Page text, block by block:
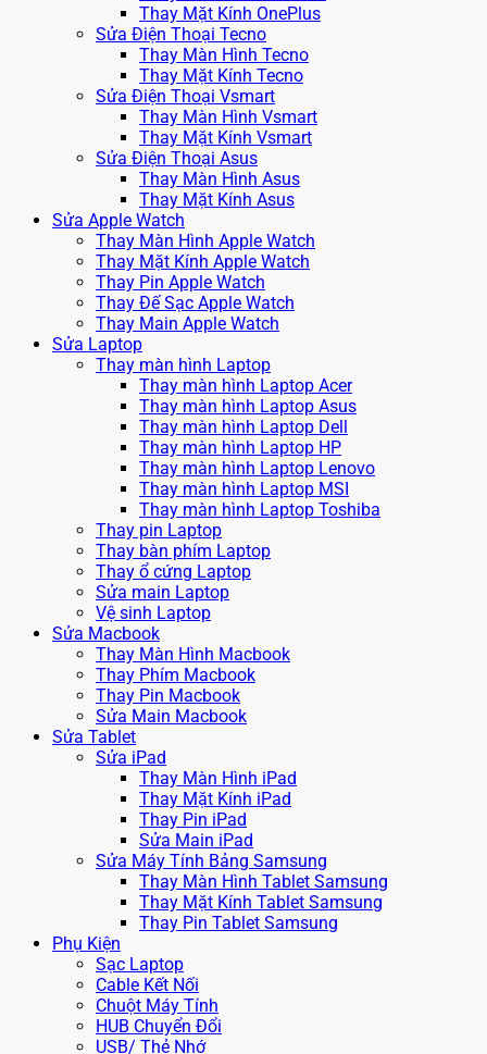
Thay Mặt Kính OnePlus
Sửa Điện Thoại Tecno
Thay Màn Hình Tecno
Thay Mặt Kính Tecno
Sửa Điện Thoại Vsmart
Thay Màn Hình Vsmart
Thay Mặt Kính Vsmart
Sửa Điện Thoại Asus
Thay Màn Hình Asus
Thay Mặt Kính Asus
Sửa Apple Watch
Thay Màn Hình Apple Watch
Thay Mặt Kính Apple Watch
Thay Pin Apple Watch
Thay Đế Sạc Apple Watch
Thay Main Apple Watch
Sửa Laptop
Thay màn hình Laptop
Thay màn hình Laptop Acer
Thay màn hình Laptop Asus
Thay màn hình Laptop Dell
Thay màn hình Laptop HP
Thay màn hình Laptop Lenovo
Thay màn hình Laptop MSI
Thay màn hình Laptop Toshiba
Thay pin Laptop
Thay bàn phím Laptop
Thay ổ cứng Laptop
Sửa main Laptop
Vệ sinh Laptop
Sửa Macbook
Thay Màn Hình Macbook
Thay Phím Macbook
Thay Pin Macbook
Sửa Main Macbook
Sửa Tablet
Sửa iPad
Thay Màn Hình iPad
Thay Mặt Kính iPad
Thay Pin iPad
Sửa Main iPad
Sửa Máy Tính Bảng Samsung
Thay Màn Hình Tablet Samsung
Thay Mặt Kính Tablet Samsung
Thay Pin Tablet Samsung
Phụ Kiện
Sạc Laptop
Cable Kết Nối
Chuột Máy Tính
HUB Chuyển Đổi
USB/ Thẻ Nhớ